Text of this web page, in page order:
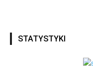
STATYSTYKI